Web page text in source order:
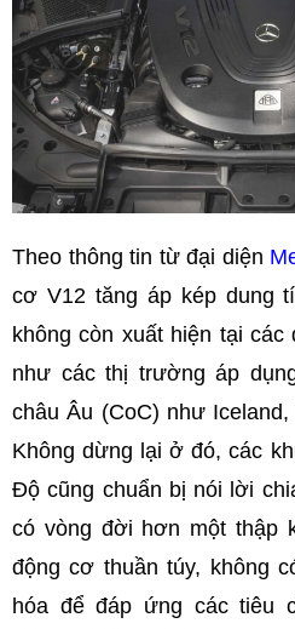
Theo thông tin từ đại diện
cơ V12 tăng áp kép dung
không còn xuất hiện tại các
như các thị trường áp
châu Âu (CoC) như
Không dừng lại ở đó, các
Độ cũng chuẩn bị nói lời
có vòng đời hơn một thập
động cơ thuần túy, không
hóa để đáp ứng các tiêu